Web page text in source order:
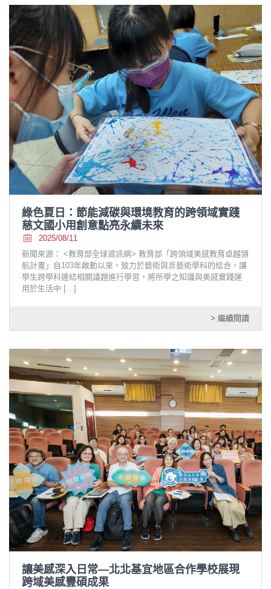
綠色夏日：節能減碳與環境教育的跨領域實踐
慈文國小用創意點亮永續未來
2025/08/11
新聞來源： <教育部全球資訊網> 教育部「跨領域美感教育卓越領
航計畫」自103年啟動以來，致力於藝術與非藝術學科的結合，讓
學生跨學科連結相關議題進行學習，將所學之知識與美感實踐運
用於生活中 […]
> 繼續閱讀
讓美感深入日常—北北基宜地區合作學校展現
跨域美感豐碩成果